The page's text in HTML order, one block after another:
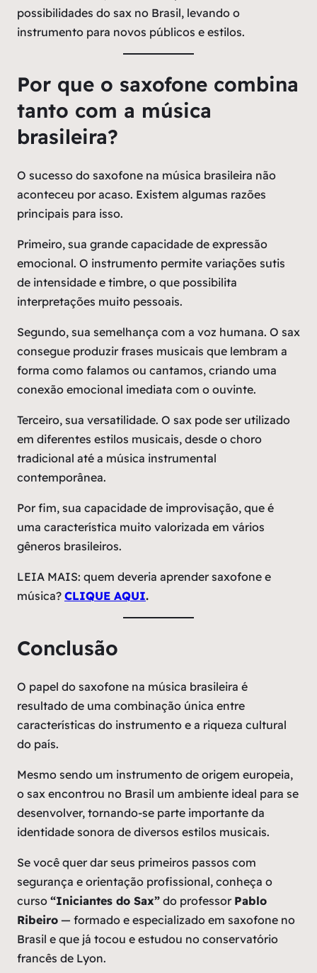
possibilidades do sax no Brasil, levando o
instrumento para novos públicos e estilos.
Por que o saxofone combina
tanto com a música
brasileira?
O sucesso do saxofone na música brasileira não
aconteceu por acaso. Existem algumas razões
principais para isso.
Primeiro, sua grande capacidade de expressão
emocional. O instrumento permite variações sutis
de intensidade e timbre, o que possibilita
interpretações muito pessoais.
Segundo, sua semelhança com a voz humana. O sax
consegue produzir frases musicais que lembram a
forma como falamos ou cantamos, criando uma
conexão emocional imediata com o ouvinte.
Terceiro, sua versatilidade. O sax pode ser utilizado
em diferentes estilos musicais, desde o choro
tradicional até a música instrumental
contemporânea.
Por fim, sua capacidade de improvisação, que é
uma característica muito valorizada em vários
gêneros brasileiros.
LEIA MAIS: quem deveria aprender saxofone e
música? CLIQUE AQUI.
Conclusão
O papel do saxofone na música brasileira é
resultado de uma combinação única entre
características do instrumento e a riqueza cultural
do país.
Mesmo sendo um instrumento de origem europeia,
o sax encontrou no Brasil um ambiente ideal para se
desenvolver, tornando-se parte importante da
identidade sonora de diversos estilos musicais.
Se você quer dar seus primeiros passos com
segurança e orientação profissional, conheça o
curso “Iniciantes do Sax” do professor Pablo
Ribeiro — formado e especializado em saxofone no
Brasil e que já tocou e estudou no conservatório
francês de Lyon.